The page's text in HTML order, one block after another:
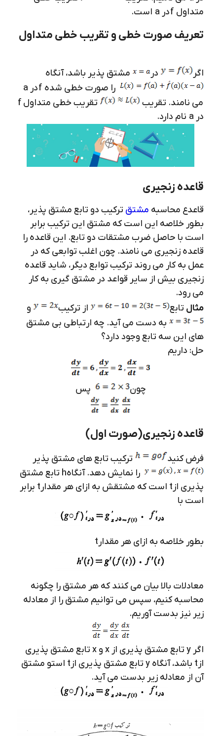
متداول f در a است.
تعریف صورت خطی و تقریب خطی متداول
اگر در
مشتق پذیر باشد، آنگاه
را صورت خطی شده f در a
می نامند. تقریب
تقریب خطی متداول f
در a نام دارد.
قاعده زنجیری
قاعدع محاسبه مشتق ترکیب دو تابع مشتق پذیر،
بطور خلاصه این است که مشتق این ترکیب برابر
است با حاصل ضرب مشتقات دو تابع. این قاعده را
قاعده زنجیری می نامند. چون اغلب توابعی که در
عمل به کار می روند ترکیب توابع دیگر، شاید قاعده
زنجیری بیش از سایر قواعد در مشتق گیری به کار
می رود.
مثال تابع از ترکیب
و
به دست می آید. چه ارتباطی بی مشتق
های این سه تابع وجود دارد؟
حل: داریم
چون پس
قاعده زنجیری(صورت اول)
فرض کنید
ترکیب تابع های مشتق پذیر
را نمایش دهد. آنگاهh تابع مشتق
پذیری از t است که مشتقش به ازای هر مقدار t برابر
است با
بطور خلاصه به ازای هر مقدارt
معادلات بالا بیان می کنند که هر مشتق را چگونه
محاسبه کنیم، سپس می توانیم مشتق را از معادله
زیر نیز بدست آوریم.
اگر y تابع مشتق پذیری از x و x تابع مشتق پذیری
ازt باشد، آنگاه y تابع مشتق پذیری ازt است
و مشتق
آن از معادله زیر بدست می آید.